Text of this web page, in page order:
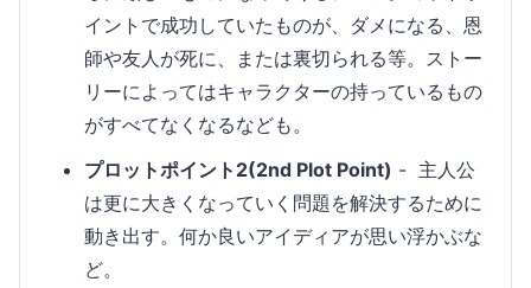
イントで成功していたものが、ダメになる、恩
師や友人が死に、または裏切られる等。ストー
リーによってはキャラクターの持っているもの
がすべてなくなるなども。
プロットポイント2(2nd Plot Point) - 主人公
は更に大きくなっていく問題を解決するために
動き出す。何か良いアイディアが思い浮かぶな
ど。